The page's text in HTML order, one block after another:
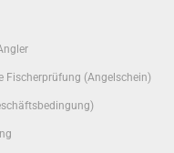
Fischerprüfung (Angelschein)